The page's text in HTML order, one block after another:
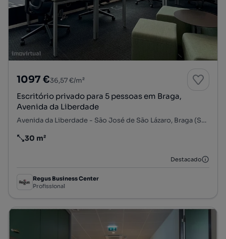
1097 €36,57 €/m²
Escritório privado para 5 pessoas em Braga,
Avenida da Liberdade
Avenida da Liberdade - São José de São Lázaro, Braga (São José de São Lázaro e São João do Souto), Braga, Braga
Preço por metro quadrado
30 m²
Destacado
Regus Business Center
Profissional